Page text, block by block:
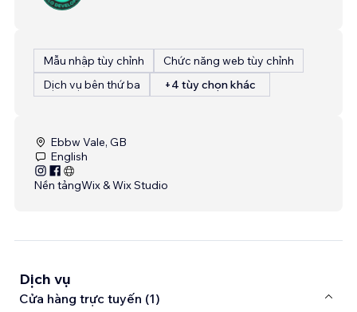
Mẫu nhập tùy chỉnh
Chức năng web tùy chỉnh
Dịch vụ bên thứ ba
+4 tùy chọn khác
Ebbw Vale, GB
English
Nền tảngWix & Wix Studio
Dịch vụ
Cửa hàng trực tuyến (1)